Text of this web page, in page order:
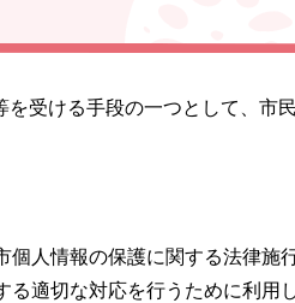
受ける手段の一つとして、市
人情報の保護に関する法律
適切な対応を行うために利用し